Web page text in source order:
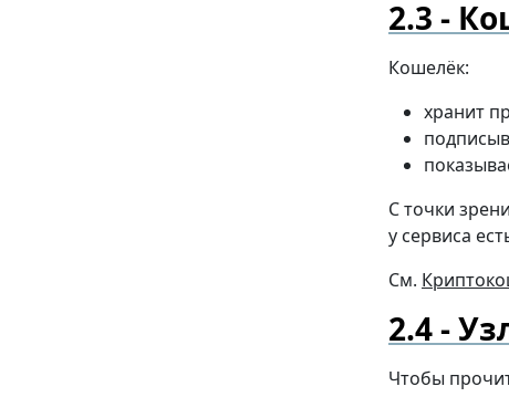
Кошелёк:
хранит
С точки
у сервиса
См.
Чтобы